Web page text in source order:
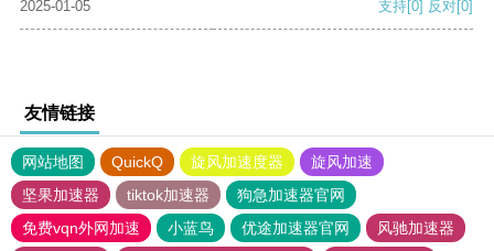
2025-01-05 支持[0] 反对[0]
友情链接
网站地图 QuickQ 旋风加速度器
旋风加速
坚果加速器
tiktok加速器
狗急加速器官网
免费vqn外网加速
小蓝鸟 优途加速器官网
风驰加速器